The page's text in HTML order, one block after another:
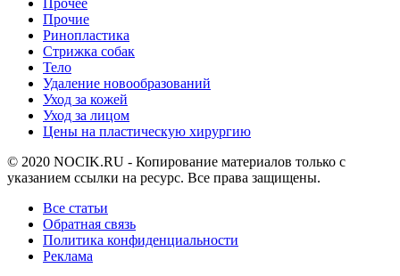
Прочее
Прочие
Ринопластика
Стрижка собак
Тело
Удаление новообразований
Уход за кожей
Уход за лицом
Цены на пластическую хирургию
© 2020 NOCIK.RU - Копирование материалов только с
указанием ссылки на ресурс. Все права защищены.
Все статьи
Обратная связь
Политика конфиденциальности
Реклама